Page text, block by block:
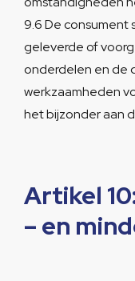
9.6 De consument
geleverde of
onderdelen en de
werkzaamheden
het bijzonder aan
Artikel
– en